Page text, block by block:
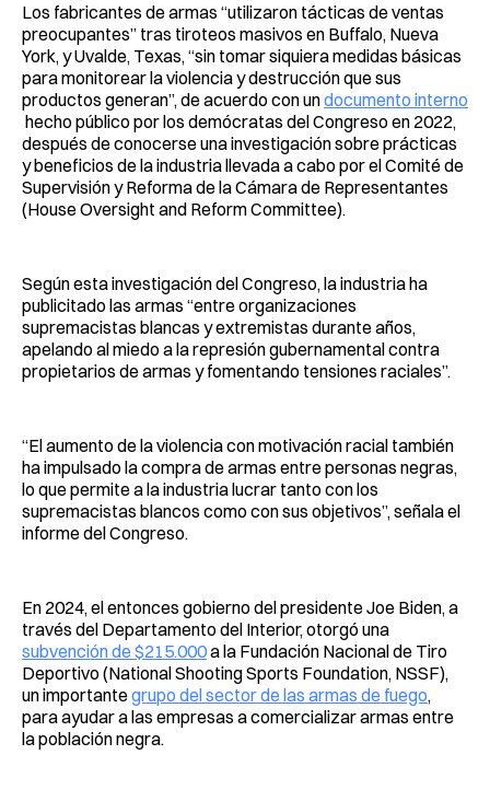
Los fabricantes de armas “utilizaron tácticas de ventas
preocupantes” tras tiroteos masivos en Buffalo, Nueva
York, y Uvalde, Texas, “sin tomar siquiera medidas básicas
para monitorear la violencia y destrucción que sus
productos generan”, de acuerdo con undocumento interno
hecho público por los demócratas del Congreso en 2022,
después de conocerse una investigación sobre prácticas
y beneficios de la industria llevada a cabo por el Comité de
Supervisión y Reforma de la Cámara de Representantes
(House Oversight and Reform Committee).
Según esta investigación del Congreso, la industria ha
publicitado las armas “entre organizaciones
supremacistas blancas y extremistas durante años,
apelando al miedo a la represión gubernamental contra
propietarios de armas y fomentando tensiones raciales”.
“El aumento de la violencia con motivación racial también
ha impulsado la compra de armas entre personas negras,
lo que permite a la industria lucrar tanto con los
supremacistas blancos como con sus objetivos”, señala el
informe del Congreso.
En 2024, el entonces gobierno del presidente Joe Biden, a
través del Departamento del Interior, otorgó una
subvención de $215.000a la Fundación Nacional de Tiro
Deportivo (National Shooting Sports Foundation, NSSF),
un importantegrupo del sector de las armas de fuego,
para ayudar a las empresas a comercializar armas entre
la población negra.